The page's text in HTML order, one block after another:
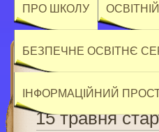
ПРО ШКОЛУ
БЕЗПЕЧНЕ ОСВІТНЄ
ІНФОРМАЦІЙНИЙ
15 травня